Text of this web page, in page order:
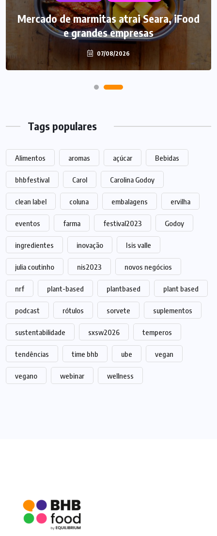
Mercado de marmitas atrai Seara, iFood
e grandes empresas
07/08/2026
Caffeine Army lança campanha para o
Dia dos Pais
07/08/2026
Tags populares
Alimentos aromas açúcar Bebidas
bhbfestival Carol Carolina Godoy
clean label coluna embalagens ervilha
eventos farma festival2023 Godoy
ingredientes inovação Isis valle
julia coutinho nis2023 novos negócios
nrf plant-based plantbased plant based
podcast rótulos sorvete suplementos
sustentabilidade sxsw2026 temperos
tendências time bhb ube vegan
vegano webinar wellness